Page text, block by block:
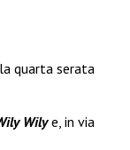
quarta serata
Wilye, in via